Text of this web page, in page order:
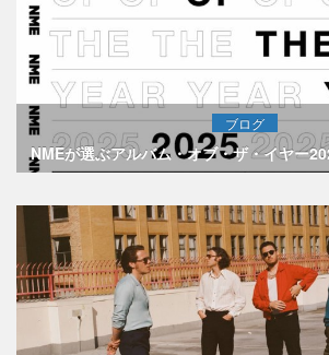
ブログ
NMEが選ぶアルバム・オブ・ザ・イヤー